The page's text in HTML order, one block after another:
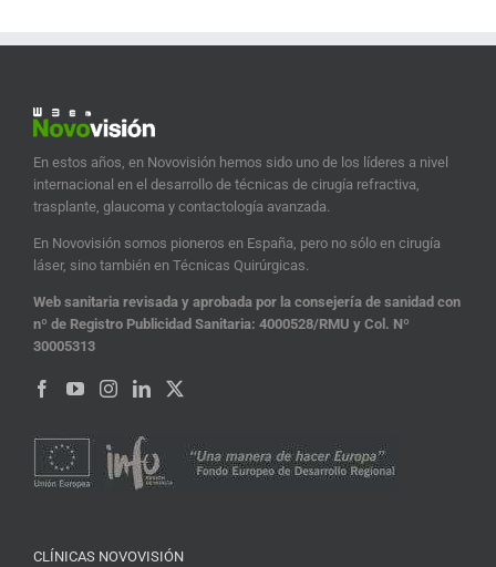
En estos años, en Novovisión hemos sido uno de los líderes a nivel
internacional en el desarrollo de técnicas de cirugía refractiva,
trasplante, glaucoma y contactología avanzada.
En Novovisión somos pioneros en España, pero no sólo en cirugía
láser, sino también en Técnicas Quirúrgicas.
Web sanitaria revisada y aprobada por la consejería de sanidad con
nº de Registro Publicidad Sanitaria: 4000528/RMU y Col. Nº
30005313
CLÍNICAS NOVOVISIÓN